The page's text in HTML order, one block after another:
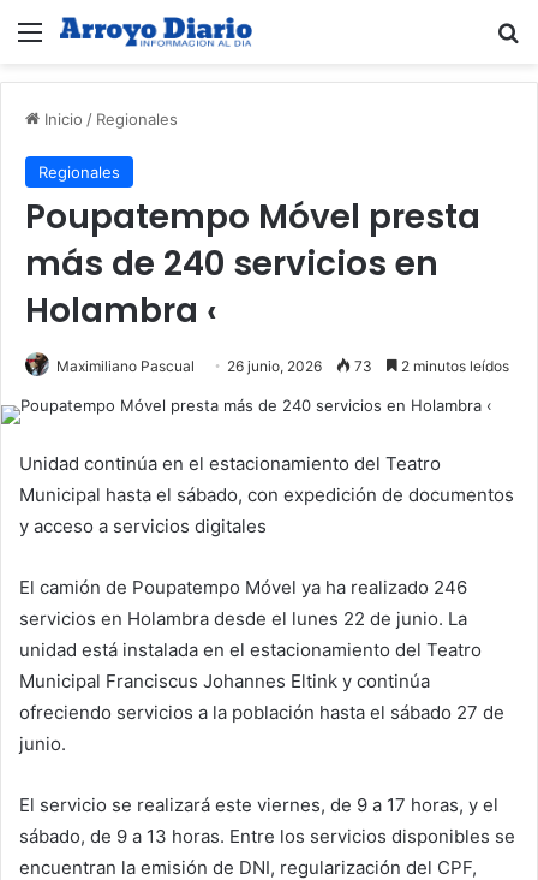
Menú
Inicio / Regionales
Regionales
Poupatempo Móvel presta
más de 240 servicios en
Holambra ‹
Maximiliano Pascual 26 junio, 2026 73 2 minutos leídos
Unidad continúa en el estacionamiento del Teatro
Municipal hasta el sábado, con expedición de documentos
y acceso a servicios digitales
El camión de Poupatempo Móvel ya ha realizado 246
servicios en Holambra desde el lunes 22 de junio. La
unidad está instalada en el estacionamiento del Teatro
Municipal Franciscus Johannes Eltink y continúa
ofreciendo servicios a la población hasta el sábado 27 de
junio.
El servicio se realizará este viernes, de 9 a 17 horas, y el
sábado, de 9 a 13 horas. Entre los servicios disponibles se
encuentran la emisión de DNI, regularización del CPF,